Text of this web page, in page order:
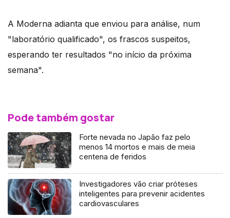
A Moderna adianta que enviou para análise, num
"laboratório qualificado", os frascos suspeitos,
esperando ter resultados "no início da próxima
semana".
Pode também gostar
Forte nevada no Japão faz pelo
menos 14 mortos e mais de meia
centena de feridos
Investigadores vão criar próteses
inteligentes para prevenir acidentes
cardiovasculares